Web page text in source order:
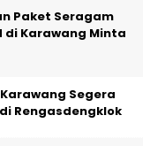
Paket Seragam
di Karawang Minta
Segera
Rengasdengklok